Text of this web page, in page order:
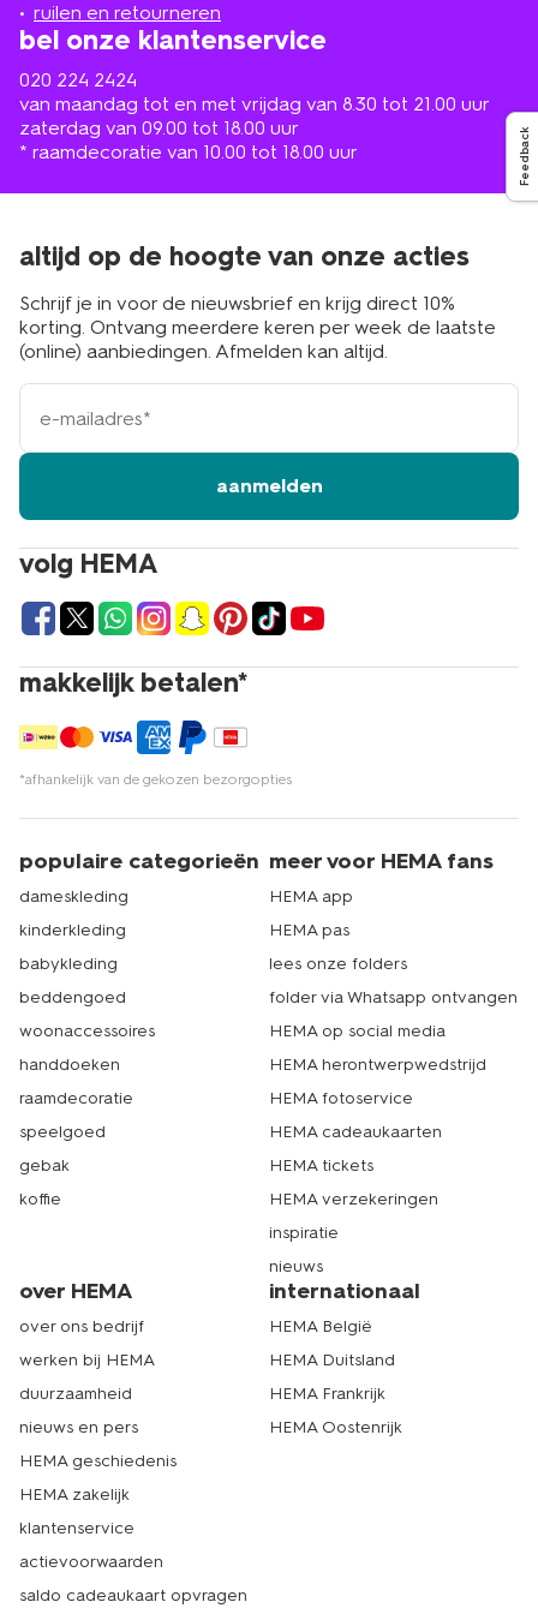
ruilen en retourneren
bel onze klantenservice
020 224 2424
van maandag tot en met vrijdag van 8.30 tot 21.00 uur
zaterdag van 09.00 tot 18.00 uur
* raamdecoratie van 10.00 tot 18.00 uur
volg HEMA
makkelijk betalen*
*afhankelijk van de gekozen bezorgopties
altijd op de hoogte van onze acties
Schrijf je in voor de nieuwsbrief en krijg direct 10%
korting. Ontvang meerdere keren per week de laatste
(online) aanbiedingen. Afmelden kan altijd.
e-
mailadres
aanmelden
populaire categorieën
dameskleding
kinderkleding
babykleding
beddengoed
woonaccessoires
handdoeken
raamdecoratie
speelgoed
gebak
koffie
meer voor HEMA fans
HEMA app
HEMA pas
lees onze folders
folder via Whatsapp ontvangen
HEMA op social media
HEMA herontwerpwedstrijd
HEMA fotoservice
HEMA cadeaukaarten
HEMA tickets
HEMA verzekeringen
inspiratie
nieuws
over HEMA
over ons bedrijf
werken bij HEMA
duurzaamheid
nieuws en pers
HEMA geschiedenis
HEMA zakelijk
klantenservice
actievoorwaarden
saldo cadeaukaart opvragen
internationaal
HEMA België
HEMA Duitsland
HEMA Frankrijk
HEMA Oostenrijk
Feedback